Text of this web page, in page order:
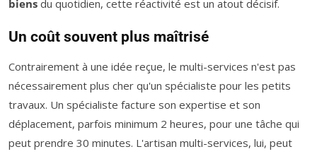
biens du quotidien, cette réactivité est un atout décisif.
Un coût souvent plus maîtrisé
Contrairement à une idée reçue, le multi-services n'est pas
nécessairement plus cher qu'un spécialiste pour les petits
travaux. Un spécialiste facture son expertise et son
déplacement, parfois minimum 2 heures, pour une tâche qui
peut prendre 30 minutes. L'artisan multi-services, lui, peut